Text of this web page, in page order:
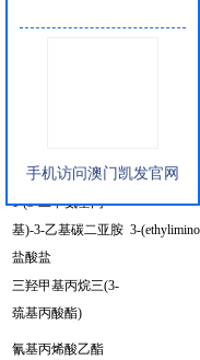
4-肼基苯甲酸
1-(3-二甲氨基丙
基)-3-乙基碳二亚胺
盐酸盐
3-
三羟甲基丙烷三(3-
巯基丙酸酯)
氰基丙烯酸乙酯
手机访问澳门凯发官网